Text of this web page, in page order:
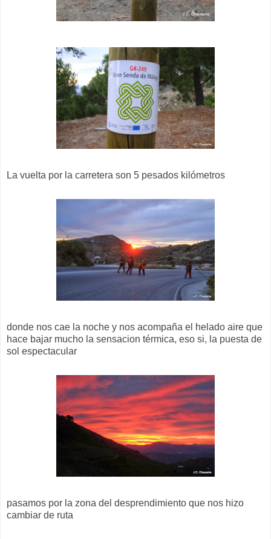
La vuelta por la carretera son 5 pesados kilómetros
donde nos cae la noche y nos acompaña el helado aire que
hace bajar mucho la sensacion térmica, eso si, la puesta de
sol espectacular
pasamos por la zona del desprendimiento que nos hizo
cambiar de ruta